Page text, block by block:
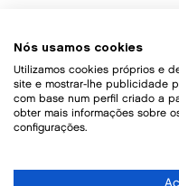
Nós usamos cookies
Utilizamos cookies próprios e
site e mostrar-lhe publicidade
com base num perfil criado a
obter mais informações sobre
configurações.